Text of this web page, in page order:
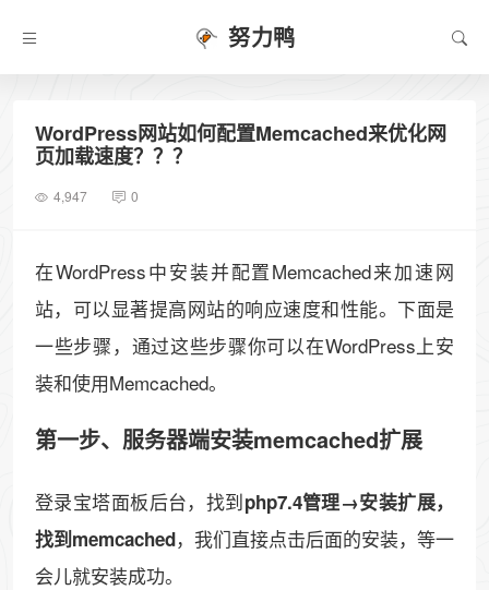
努力鸭
WordPress网站如何配置Memcached来优化网
页加载速度？？？
4,947 0
在WordPress中安装并配置Memcached来加速网
站，可以显著提高网站的响应速度和性能。下面是
一些步骤，通过这些步骤你可以在WordPress上安
装和使用Memcached。
第一步、服务器端安装memcached扩展
登录宝塔面板后台，找到php7.4管理→安装扩展，
找到memcached，我们直接点击后面的安装，等一
会儿就安装成功。